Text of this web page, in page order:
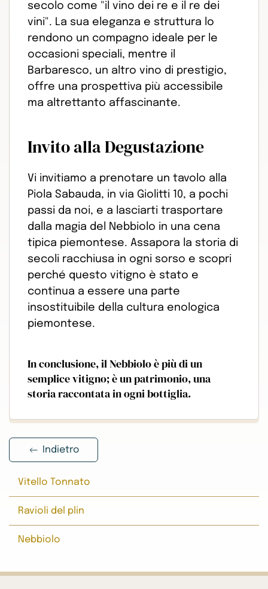
secolo come "il vino dei re e il re dei
vini". La sua eleganza e struttura lo
rendono un compagno ideale per le
occasioni speciali, mentre il
Barbaresco, un altro vino di prestigio,
offre una prospettiva più accessibile
ma altrettanto affascinante.
Invito alla Degustazione
Vi invitiamo a prenotare un tavolo alla
Piola Sabauda, in via Giolitti 10, a pochi
passi da noi, e a lasciarti trasportare
dalla magia del Nebbiolo in una cena
tipica piemontese. Assapora la storia di
secoli racchiusa in ogni sorso e scopri
perché questo vitigno è stato e
continua a essere una parte
insostituibile della cultura enologica
piemontese.
In conclusione, il Nebbiolo è più di un
semplice vitigno; è un patrimonio, una
storia raccontata in ogni bottiglia.
Indietro
Vitello Tonnato
Ravioli del plin
Nebbiolo